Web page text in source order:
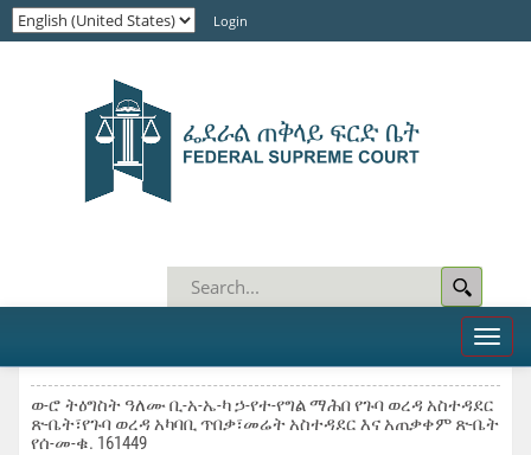
Login
Toggle
ወ-ሮ ትዕግስት ዓለሙ ቢ-አ-ኤ-ካ ኃ-የተ-የግል ማሕበ የጉባ ወረዳ አስተዳደር
ጽ-ቤት፣የጉባ ወረዳ አካባቢ ጥበቃ፣መሬት አስተዳደር እና አጠቃቀም ጽ-ቤት
የሰ-መ-ቁ. 161449